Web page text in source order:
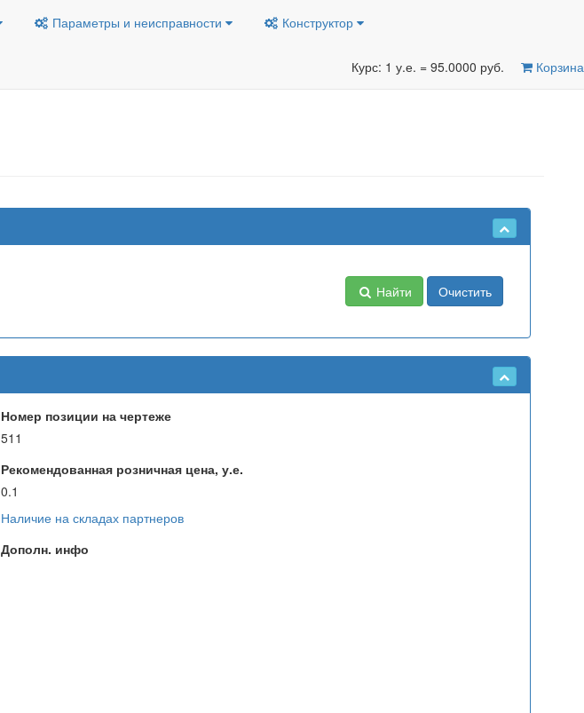
Параметры и неисправности Конструктор
Курс: 1 у.е. = 95.0000 руб. Корзина
Найти
Очистить
Номер позиции на чертеже
511
Рекомендованная розничная цена, у.е.
0.1
Наличие на складах партнеров
Дополн. инфо